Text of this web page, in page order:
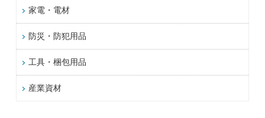
家電・電材
防災・防犯用品
工具・梱包用品
産業資材